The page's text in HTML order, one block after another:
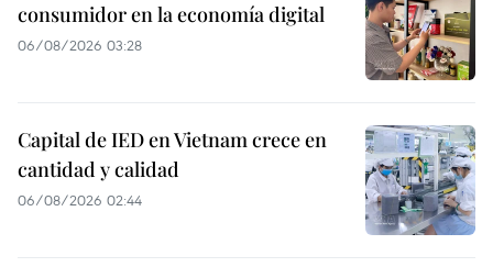
consumidor en la economía digital
06/08/2026 03:28
Capital de IED en Vietnam crece en
cantidad y calidad
06/08/2026 02:44